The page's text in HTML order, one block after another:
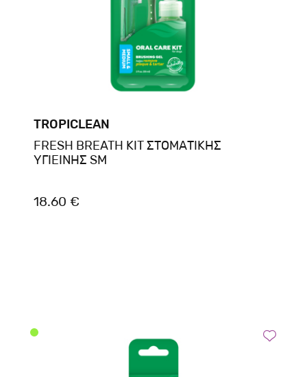
TROPICLEAN
FRESH BREATH KIT ΣΤΟΜΑΤIΚΗΣ
ΥΓIEIΝΗΣ SM
18.60 €